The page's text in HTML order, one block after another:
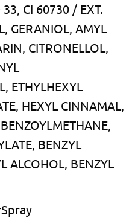
CI 60730 / EXT.
GERANIOL, AMYL
CITRONELLOL,
ETHYLHEXYL
HEXYL CINNAMAL,
BENZYL
ALCOHOL, BENZYL
Spray